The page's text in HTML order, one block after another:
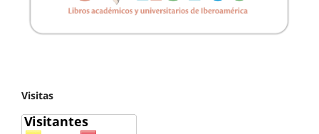
Visitas